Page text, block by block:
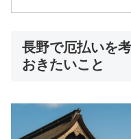
長野で厄払いを
おきたいこと